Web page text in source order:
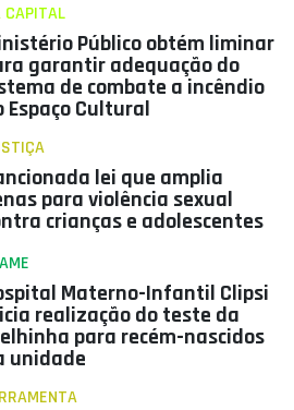
CAPITAL
Público obtém liminar
garantir adequação do
de combate a incêndio
Espaço Cultural
lei que amplia
para violência sexual
crianças e adolescentes
Materno-Infantil Clipsi
realização do teste da
para recém-nascidos
unidade